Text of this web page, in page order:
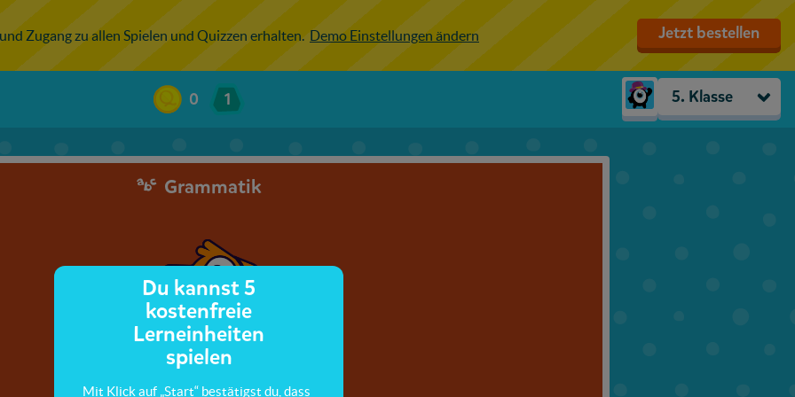
Zugang zu allen Spielen und Quizzen erhalten. Demo Einstellungen ändern Jetzt bestellen
0 1 5. Klasse
Grammatik
Du kannst 5
kostenfreie
Lerneinheiten
spielen
Mit Klick auf „Start“ bestätigst du, dass